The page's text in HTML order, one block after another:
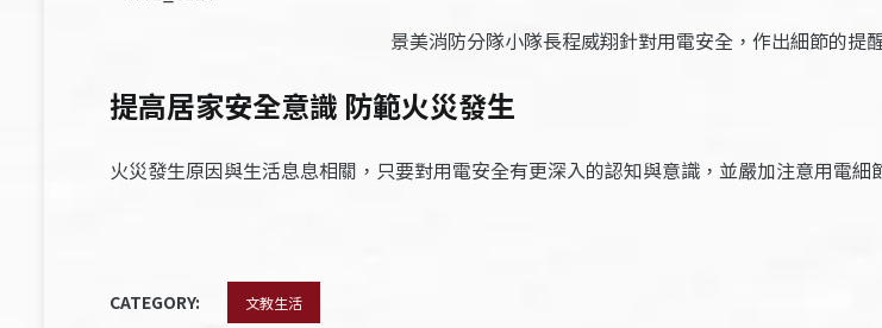
景美消防分隊小隊長程威翔針對用電安全，作出細節的提
提高居家安全意識 防範火災發生
火災發生原因與生活息息相關，只要對用電安全有更深入的認知與意識，並嚴加注意用電
CATEGORY: 文教生活